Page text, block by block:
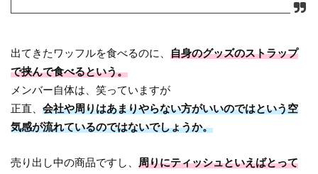
出てきたワッフルを食べるのに、自身のグッズのストラップ
で挟んで食べるという。
メンバー自体は、笑っていますが
正直、会社や周りはあまりやらない方がいいのではという空
気感が流れているのではないでしょうか。
売り出し中の商品ですし、周りにティッシュといえばとって